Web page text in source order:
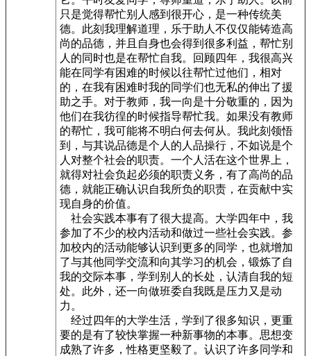
只是觉得帮忙别人感到很开心，是一种传统美
德。此刻我理解道理，乐于助人不仅仅能铸造高
尚的品德，并且自身也会得到很多利益，帮忙别
人的同时也是在帮忙自我。回顾四年，我很高兴
能在同学有困难的时候以往帮忙过他们，相对
的，在我有困难时我的同学们也无私的伸出了援
助之手。对于教师，我一向是十分敬重的，因为
他们在我彷徨的时候指导帮忙我。如果没有教师
的帮忙，我可能将不明白何去何从。我此刻领悟
到，与其说品德是个人的人品操行，不如说是个
人对整个社会的职责。一个人活在这个世界上，
就得对社会负起必须的职责义务，有了高尚的品
德，就能正确认识自我所负的职责，在贡献中实
现自身的价值。
社会实践本事有了很大提高。大学四年中，我
参加了不少的校内活动和做过一些社会实践。参
加校内的活动能够认识到更多的同学，也就增加
了与其他同学交流和向其学习的机会，锻炼了自
我的交际本事，学到别人的长处，认清自我的短
处。此外，还一向做班委自我既是压力又是动
力。
经过四年的大学生活，学到了很多知识，更重
要的是有了较快掌握一种新事物的本事。思想变
成熟了许多，性格更坚毅了。认识了许多同学和